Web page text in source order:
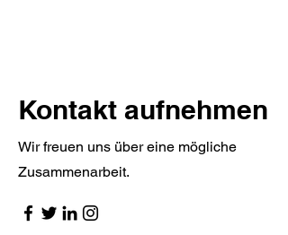
Kontakt aufnehmen
Wir freuen uns über eine mögliche
Zusammenarbeit.